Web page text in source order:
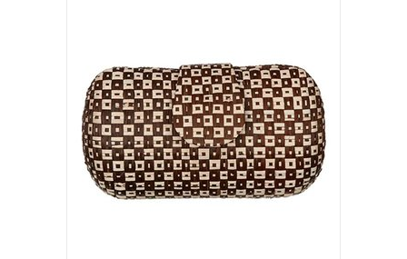
Zakelijke klanten